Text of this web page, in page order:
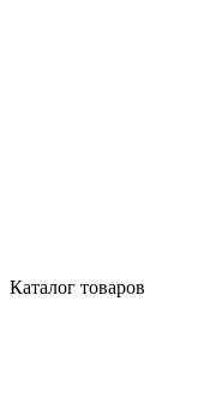
Каталог товаров